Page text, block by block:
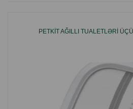
PETKIT AĞILLI TUALETLƏRI